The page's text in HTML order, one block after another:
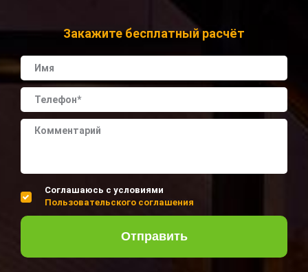
Закажите бесплатный расчёт
Соглашаюсь с условиями
Пользовательского соглашения
Отправить